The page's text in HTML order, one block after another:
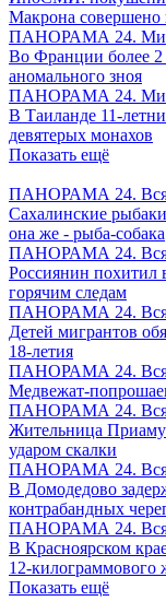
Макрона
ПАНОРАМА 24.
Во Франции более 2
аномального зноя
ПАНОРАМА 24.
В Таиланде 11-
девятерых монахов
Показать ещё
ПАНОРАМА 24. Вся
Сахалинские
она же - рыба-собака
ПАНОРАМА 24. Вся
Россиянин похитил
горячим следам
ПАНОРАМА 24. Вся
Детей мигрантов
18-летия
ПАНОРАМА 24. Вся
Медвежат-
ПАНОРАМА 24. Вся
Жительница
ударом скалки
ПАНОРАМА 24. Вся
В Домодедово
контрабандных
ПАНОРАМА 24. Вся
В Красноярском
12-килограммового
Показать ещё